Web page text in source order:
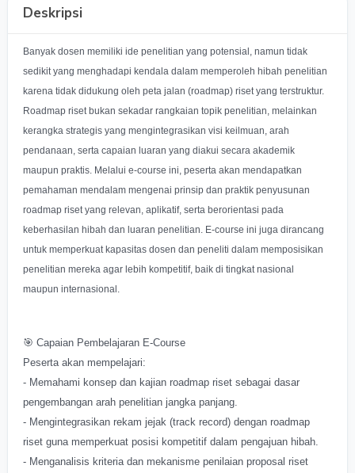
Deskripsi
Banyak dosen memiliki ide penelitian yang potensial, namun tidak
sedikit yang menghadapi kendala dalam memperoleh hibah penelitian
karena tidak didukung oleh peta jalan (roadmap) riset yang terstruktur.
Roadmap riset bukan sekadar rangkaian topik penelitian, melainkan
kerangka strategis yang mengintegrasikan visi keilmuan, arah
pendanaan, serta capaian luaran yang diakui secara akademik
maupun praktis. Melalui e-course ini, peserta akan mendapatkan
pemahaman mendalam mengenai prinsip dan praktik penyusunan
roadmap riset yang relevan, aplikatif, serta berorientasi pada
keberhasilan hibah dan luaran penelitian. E-course ini juga dirancang
untuk memperkuat kapasitas dosen dan peneliti dalam memposisikan
penelitian mereka agar lebih kompetitif, baik di tingkat nasional
maupun internasional.
🎯 Capaian Pembelajaran E-Course
Peserta akan mempelajari:
- Memahami konsep dan kajian roadmap riset sebagai dasar
pengembangan arah penelitian jangka panjang.
- Mengintegrasikan rekam jejak (track record) dengan roadmap
riset guna memperkuat posisi kompetitif dalam pengajuan hibah.
- Menganalisis kriteria dan mekanisme penilaian proposal riset